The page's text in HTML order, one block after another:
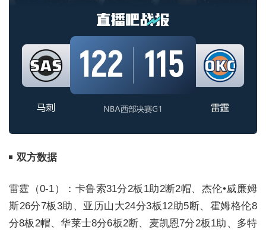
双方数据
雷霆（0-1）：卡鲁索31分2板1助2断2帽、杰伦•威廉姆
斯26分7板3助、亚历山大24分3板12助5断、霍姆格伦8
分8板2帽、华莱士8分6板2断、麦凯恩7分2板1助、多特